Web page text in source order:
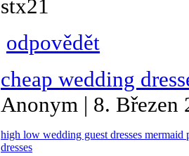
stx21
odpovědět
cheap wedding
Anonym | 8. Březen
high low wedding guest dresses mermaid
dresses